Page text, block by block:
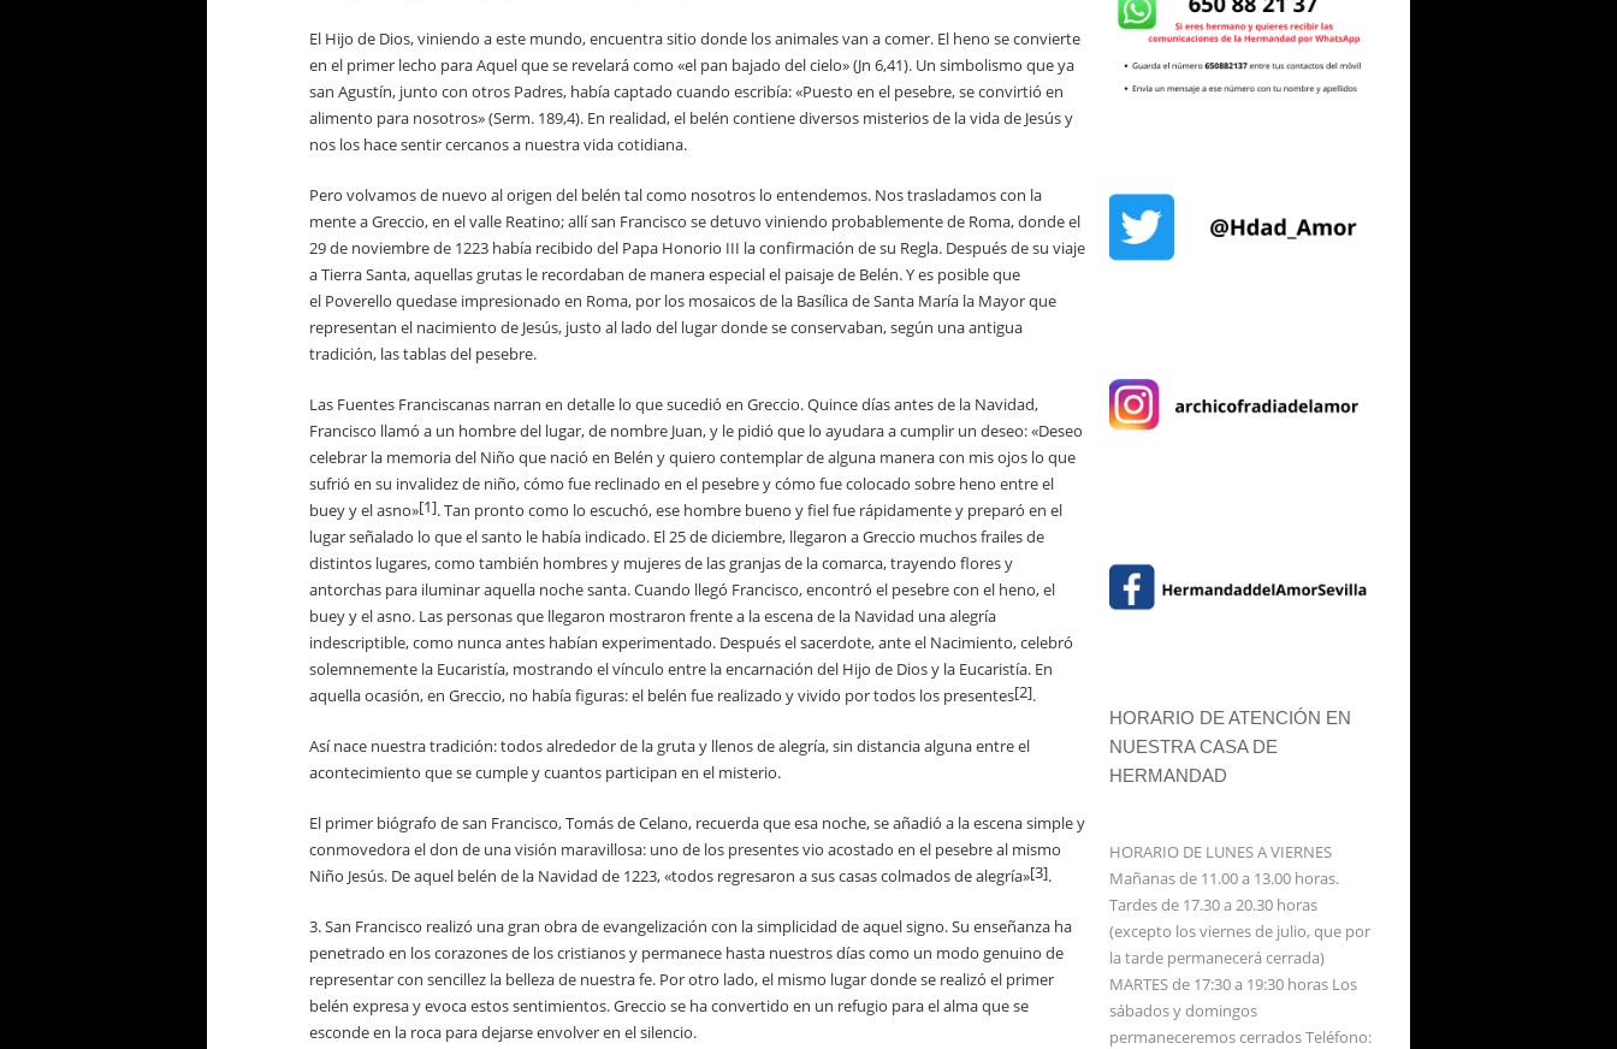
El Hijo de Dios, viniendo a este mundo, encuentra sitio donde los animales van a comer. El heno se convierte
en el primer lecho para Aquel que se revelará como «el pan bajado del cielo» (Jn 6,41). Un simbolismo que ya
san Agustín, junto con otros Padres, había captado cuando escribía: «Puesto en el pesebre, se convirtió en
alimento para nosotros» (Serm. 189,4). En realidad, el belén contiene diversos misterios de la vida de Jesús y
nos los hace sentir cercanos a nuestra vida cotidiana.
Pero volvamos de nuevo al origen del belén tal como nosotros lo entendemos. Nos trasladamos con la
mente a Greccio, en el valle Reatino; allí san Francisco se detuvo viniendo probablemente de Roma, donde el
29 de noviembre de 1223 había recibido del Papa Honorio III la confirmación de su Regla. Después de su viaje
a Tierra Santa, aquellas grutas le recordaban de manera especial el paisaje de Belén. Y es posible que
el Poverello quedase impresionado en Roma, por los mosaicos de la Basílica de Santa María la Mayor que
representan el nacimiento de Jesús, justo al lado del lugar donde se conservaban, según una antigua
tradición, las tablas del pesebre.
Las Fuentes Franciscanas narran en detalle lo que sucedió en Greccio. Quince días antes de la Navidad,
Francisco llamó a un hombre del lugar, de nombre Juan, y le pidió que lo ayudara a cumplir un deseo: «Deseo
celebrar la memoria del Niño que nació en Belén y quiero contemplar de alguna manera con mis ojos lo que
sufrió en su invalidez de niño, cómo fue reclinado en el pesebre y cómo fue colocado sobre heno entre el
buey y el asno»[1]. Tan pronto como lo escuchó, ese hombre bueno y fiel fue rápidamente y preparó en el
lugar señalado lo que el santo le había indicado. El 25 de diciembre, llegaron a Greccio muchos frailes de
distintos lugares, como también hombres y mujeres de las granjas de la comarca, trayendo flores y
antorchas para iluminar aquella noche santa. Cuando llegó Francisco, encontró el pesebre con el heno, el
buey y el asno. Las personas que llegaron mostraron frente a la escena de la Navidad una alegría
indescriptible, como nunca antes habían experimentado. Después el sacerdote, ante el Nacimiento, celebró
solemnemente la Eucaristía, mostrando el vínculo entre la encarnación del Hijo de Dios y la Eucaristía. En
aquella ocasión, en Greccio, no había figuras: el belén fue realizado y vivido por todos los presentes[2].
Así nace nuestra tradición: todos alrededor de la gruta y llenos de alegría, sin distancia alguna entre el
acontecimiento que se cumple y cuantos participan en el misterio.
El primer biógrafo de san Francisco, Tomás de Celano, recuerda que esa noche, se añadió a la escena simple y
conmovedora el don de una visión maravillosa: uno de los presentes vio acostado en el pesebre al mismo
Niño Jesús. De aquel belén de la Navidad de 1223, «todos regresaron a sus casas colmados de alegría»[3].
3. San Francisco realizó una gran obra de evangelización con la simplicidad de aquel signo. Su enseñanza ha
penetrado en los corazones de los cristianos y permanece hasta nuestros días como un modo genuino de
representar con sencillez la belleza de nuestra fe. Por otro lado, el mismo lugar donde se realizó el primer
belén expresa y evoca estos sentimientos. Greccio se ha convertido en un refugio para el alma que se
esconde en la roca para dejarse envolver en el silencio.
HORARIO DE ATENCIÓN EN
NUESTRA CASA DE
HERMANDAD
HORARIO DE LUNES A VIERNES
Mañanas de 11.00 a 13.00 horas.
Tardes de 17.30 a 20.30 horas
(excepto los viernes de julio, que por
la tarde permanecerá cerrada)
MARTES de 17:30 a 19:30 horas Los
sábados y domingos
permaneceremos cerrados Teléfono: